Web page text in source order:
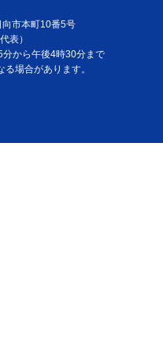
市本町10番5号
表）
から午後4時30分まで
場合があります。